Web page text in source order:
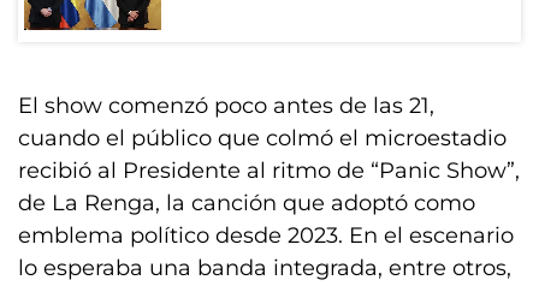
El show comenzó poco antes de las 21,
cuando el público que colmó el microestadio
recibió al Presidente al ritmo de “Panic Show”,
de La Renga, la canción que adoptó como
emblema político desde 2023. En el escenario
lo esperaba una banda integrada, entre otros,